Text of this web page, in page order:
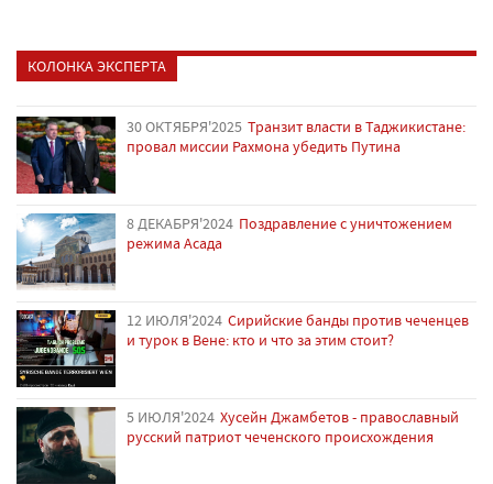
КОЛОНКА ЭКСПЕРТА
30 ОКТЯБРЯ'2025 Транзит власти в Таджикистане:
провал миссии Рахмона убедить Путина
8 ДЕКАБРЯ'2024 Поздравление с уничтожением
режима Асада
12 ИЮЛЯ'2024 Сирийские банды против чеченцев
и турок в Вене: кто и что за этим стоит?
5 ИЮЛЯ'2024 Хусейн Джамбетов - православный
русский патриот чеченского происхождения